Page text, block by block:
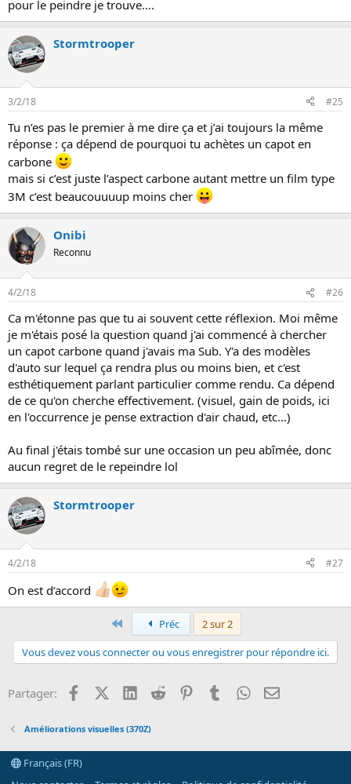
pour le peindre je trouve....
Stormtrooper
3/2/18 #25
Tu n’es pas le premier à me dire ça et j’ai toujours la même
réponse : ça dépend de pourquoi tu achètes un capot en
carbone
mais si c’est juste l’aspect carbone autant mettre un film type
3M c’est beaucouuuup moins cher
Onibi
Reconnu
4/2/18 #26
Ca m'étonne pas que tu ai souvent cette réflexion. Moi même
je m'étais posé la question quand j'ai commencé à chercher
un capot carbone quand j'avais ma Sub. Y'a des modèles
d'auto sur lequel ça rendra plus ou moins bien, et c'est
esthétiquement parlant particulier comme rendu. Ca dépend
de ce qu'on cherche effectivement. (visuel, gain de poids, ici
en l'occurrence je pense extraction d'air chaud, etc...)
Au final j'étais tombé sur une occasion un peu abîmée, donc
aucun regret de le repeindre lol
Stormtrooper
4/2/18 #27
On est d’accord
PremierPréc
2 sur 2
Vous devez vous connecter ou vous enregistrer pour répondre ici.
Partager: FacebookX (Twitter)
LinkedInReddit PinterestTumblrWhatsApp
Email
Améliorations visuelles (370Z)
Français (FR)